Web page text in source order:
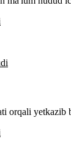
orqali yetkazib